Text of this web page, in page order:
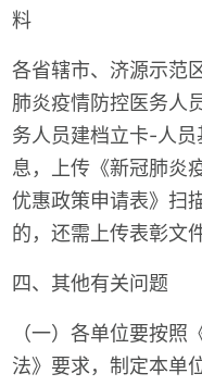
料
各省辖市、济源示范
肺炎疫情防控医务人
务人员建档立卡-人
息，上传《新冠肺炎
优惠政策申请表》扫
的，还需上传表彰文
四、其他有关问题
（一）各单位要按照
法》要求，制定本单